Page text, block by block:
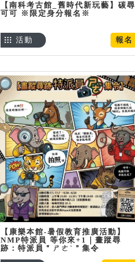
【南科考古館_舊時代新玩藝】碳尋
可可 ※限定身分報名※
報名
活動
【康樂本館-暑假教育推廣活動】
NMP特派員 等你來+1｜畫蹤尋
跡：特派員＂ㄕㄜˋ＂集令